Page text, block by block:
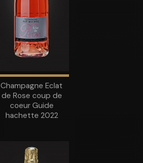
Champagne Eclat
de Rose coup de
coeur Guide
hachette 2022